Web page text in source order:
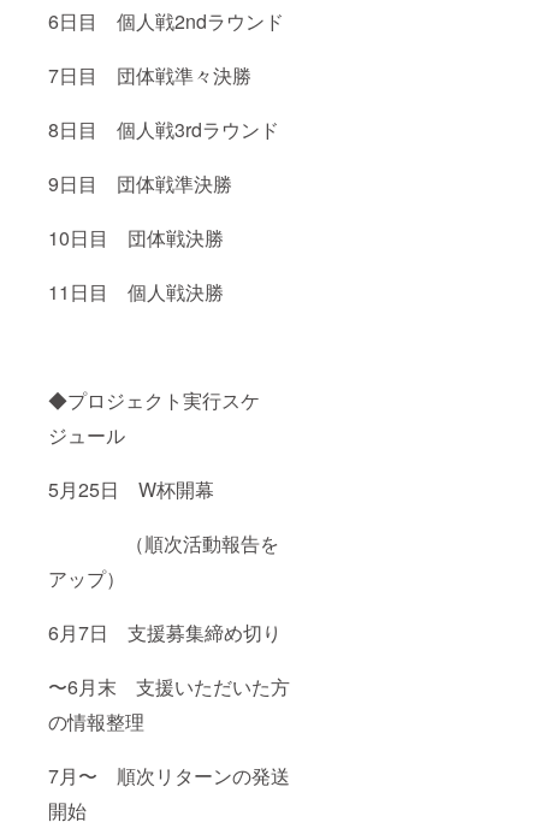
6日目 個人戦2ndラウンド
7日目 団体戦準々決勝
8日目 個人戦3rdラウンド
9日目 団体戦準決勝
10日目 団体戦決勝
11日目 個人戦決勝
◆プロジェクト実行スケ
ジュール
5月25日 W杯開幕
（順次活動報告を
アップ）
6月7日 支援募集締め切り
〜6月末 支援いただいた方
の情報整理
7月〜 順次リターンの発送
開始